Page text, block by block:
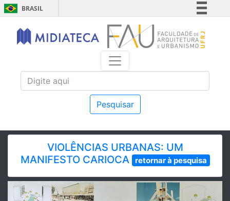
BRASIL
Simplifique!
Comunica BR
Acesso à informação
Pesquisar
VIOLÊNCIAS URBANAS: UM
MANIFESTO CARIOCA retornar à pesquisa